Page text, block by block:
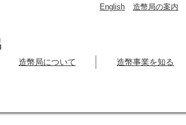
English 造幣局の案内
造幣局について 造幣事業を知る